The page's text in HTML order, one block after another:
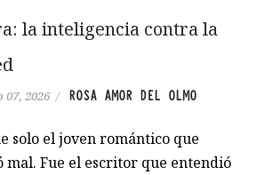
la inteligencia contra la
2026 / ROSA AMOR DEL OLMO
solo el joven romántico que
mal. Fue el escritor que entendió